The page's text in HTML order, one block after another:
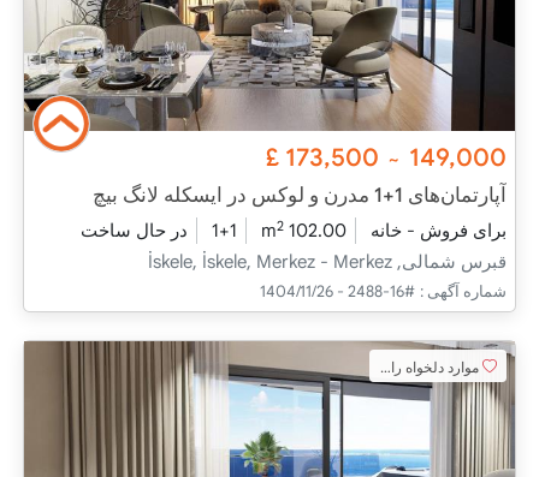
149,000
~
173,500
£
آپارتمان‌های 1+1 مدرن و لوکس در ایسکله لانگ بیچ
برای فروش - خانه 102.00 m
2
1+1
در حال ساخت
قبرس شمالی, İskele, İskele, Merkez - Merkez
شماره آگهی : #16-2488 - 1404/11/26
موارد دلخواه را اضافه کنید